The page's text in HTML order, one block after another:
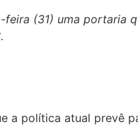
(31) uma portaria
a política atual prevê